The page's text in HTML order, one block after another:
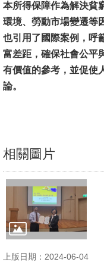
高
教
深
耕
辦
件
心
&
學
本所得保障作為解決貧
環境、勞動市場變遷等
也引用了國際案例，呼
富差距，確保社會公平
有價值的參考，並促使
論。
相關圖片
上版日期：2024-06-04